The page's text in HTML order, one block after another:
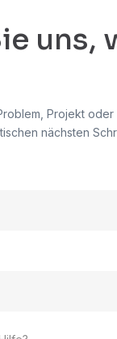
Projekt
nächsten